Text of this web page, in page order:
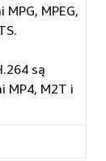
MPEG,
są
MP4, M2T i